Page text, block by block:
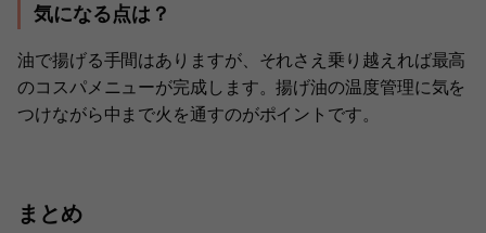
気になる点は？
油で揚げる手間はありますが、それさえ乗り越えれば最高
のコスパメニューが完成します。揚げ油の温度管理に気を
つけながら中まで火を通すのがポイントです。
まとめ